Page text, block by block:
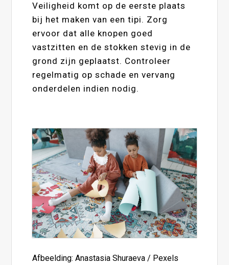
Veiligheid komt op de eerste plaats
bij het maken van een tipi. Zorg
ervoor dat alle knopen goed
vastzitten en de stokken stevig in de
grond zijn geplaatst. Controleer
regelmatig op schade en vervang
onderdelen indien nodig.
Afbeelding: Anastasia Shuraeva / Pexels